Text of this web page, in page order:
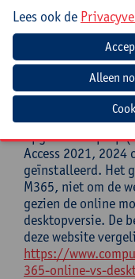
Directeurs,
personeel, kortom
of onrechtstreeks
verwerken van
Mee te
Opgeladen laptop
Access 2021, 2024
geïnstalleerd. Het
M365, niet om de
gezien de online
desktopversie. De
deze website
https://
365-online-vs-
Lees ook de